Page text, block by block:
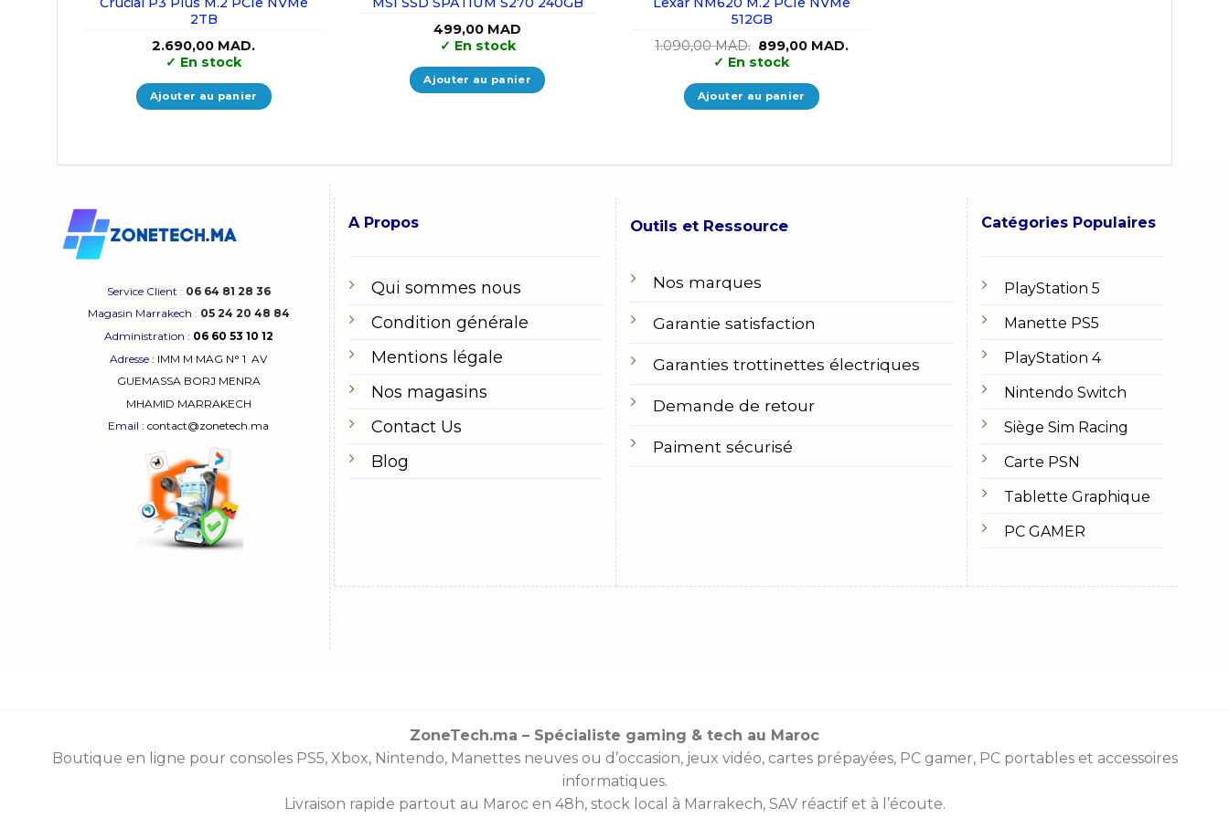
2TB
2.690,00 MAD.
✓ En stock
Ajouter au panier
499,00 MAD
✓ En stock
Ajouter au panier
512GB
1.090,00MAD. Le
prix
initial
était :
1.090,00 MAD..
899,00 MAD.Le
✓ En stock
Ajouter au panier
Service Client : 06 64 81 28 36
Magasin Marrakech : 05 24 20 48 84
Administration : 06 60 53 10 12
Adresse : IMM M MAG N° 1AV
GUEMASSA BORJ MENRA
MHAMID MARRAKECH
Email : contact@zonetech.ma
A Propos
Qui sommes nous
Condition générale
Mentions légale
Nos magasins
Contact Us
Blog
Outils et Ressource
Nos marques
Garantie satisfaction
Garanties trottinettes électriques
Demande de retour
Paiment sécurisé
Catégories Populaires
PlayStation 5
Manette PS5
PlayStation 4
Nintendo Switch
Siège Sim Racing
Carte PSN
Tablette Graphique
PC GAMER
ZoneTech.ma – Spécialiste gaming & tech au Maroc
Boutique en ligne pour consoles PS5, Xbox, Nintendo, Manettesneuves ou d’occasion, jeux vidéo,cartes prépayées, PC gamer, PC portables et accessoires
informatiques.
Livraison rapide partout au Maroc en 48h, stock local à Marrakech, SAV réactif et à l’écoute.